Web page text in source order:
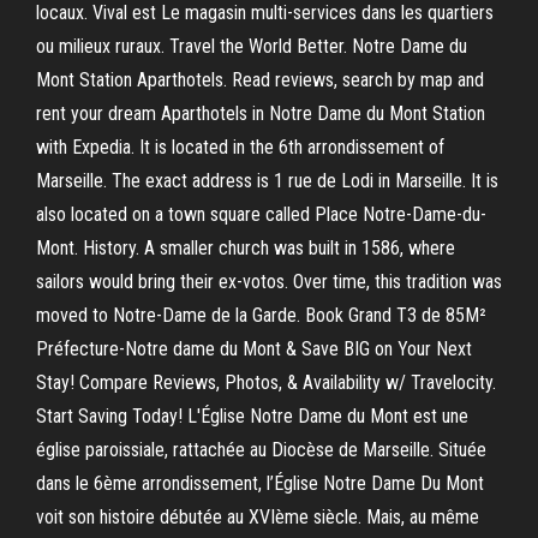
locaux. Vival est Le magasin multi-services dans les quartiers
ou milieux ruraux. Travel the World Better. Notre Dame du
Mont Station Aparthotels. Read reviews, search by map and
rent your dream Aparthotels in Notre Dame du Mont Station
with Expedia. It is located in the 6th arrondissement of
Marseille. The exact address is 1 rue de Lodi in Marseille. It is
also located on a town square called Place Notre-Dame-du-
Mont. History. A smaller church was built in 1586, where
sailors would bring their ex-votos. Over time, this tradition was
moved to Notre-Dame de la Garde. Book Grand T3 de 85M²
Préfecture-Notre dame du Mont & Save BIG on Your Next
Stay! Compare Reviews, Photos, & Availability w/ Travelocity.
Start Saving Today! L'Église Notre Dame du Mont est une
église paroissiale, rattachée au Diocèse de Marseille. Située
dans le 6ème arrondissement, l’Église Notre Dame Du Mont
voit son histoire débutée au XVIème siècle. Mais, au même